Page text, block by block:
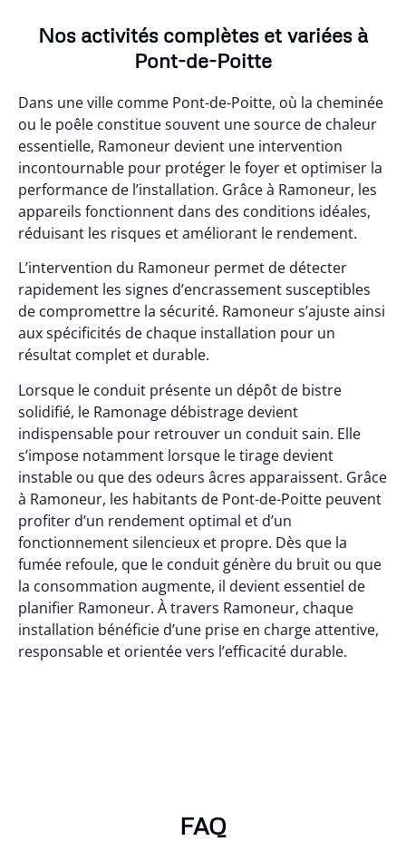
Nos activités complètes et variées à
Pont-de-Poitte
Dans une ville comme Pont-de-Poitte, où la cheminée
ou le poêle constitue souvent une source de chaleur
essentielle, Ramoneur devient une intervention
incontournable pour protéger le foyer et optimiser la
performance de l’installation. Grâce à Ramoneur, les
appareils fonctionnent dans des conditions idéales,
réduisant les risques et améliorant le rendement.
L’intervention du Ramoneur permet de détecter
rapidement les signes d’encrassement susceptibles
de compromettre la sécurité. Ramoneur s’ajuste ainsi
aux spécificités de chaque installation pour un
résultat complet et durable.
Lorsque le conduit présente un dépôt de bistre
solidifié, le Ramonage débistrage devient
indispensable pour retrouver un conduit sain. Elle
s’impose notamment lorsque le tirage devient
instable ou que des odeurs âcres apparaissent. Grâce
à Ramoneur, les habitants de Pont-de-Poitte peuvent
profiter d’un rendement optimal et d’un
fonctionnement silencieux et propre. Dès que la
fumée refoule, que le conduit génère du bruit ou que
la consommation augmente, il devient essentiel de
planifier Ramoneur. À travers Ramoneur, chaque
installation bénéficie d’une prise en charge attentive,
responsable et orientée vers l’efficacité durable.
FAQ